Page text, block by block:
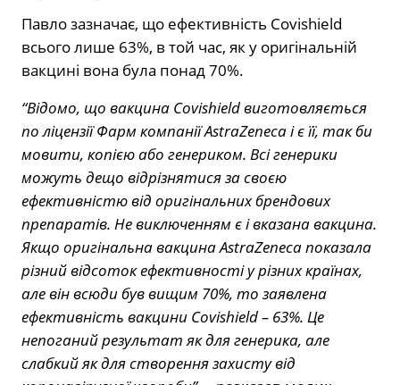
Павло зазначає, що ефективність Covishield
всього лише 63%, в той час, як у оригінальній
вакцині вона була понад 70%.
“Відомо, що вакцина Covishield виготовляється
по ліцензії Фарм компанії AstraZeneca і є її, так би
мовити, копією або генериком. Всі генерики
можуть дещо відрізнятися за своєю
ефективністю від оригінальних брендових
препаратів. Не виключенням є і вказана вакцина.
Якщо оригінальна вакцина AstraZeneca показала
різний відсоток ефективності у різних країнах,
але він всюди був вищим 70%, то заявлена
ефективність вакцини Covishield – 63%. Це
непоганий результат як для генерика, але
слабкий як для створення захисту від